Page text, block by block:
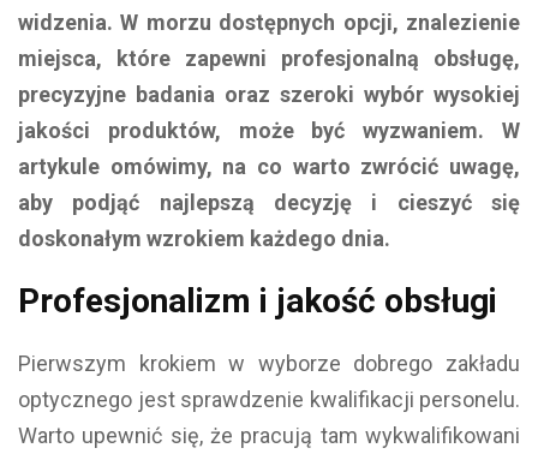
widzenia. W morzu dostępnych opcji, znalezienie
miejsca, które zapewni profesjonalną obsługę,
precyzyjne badania oraz szeroki wybór wysokiej
jakości produktów, może być wyzwaniem. W
artykule omówimy, na co warto zwrócić uwagę,
aby podjąć najlepszą decyzję i cieszyć się
doskonałym wzrokiem każdego dnia.
Profesjonalizm i jakość obsługi
Pierwszym krokiem w wyborze dobrego zakładu
optycznego jest sprawdzenie kwalifikacji personelu.
Warto upewnić się, że pracują tam wykwalifikowani